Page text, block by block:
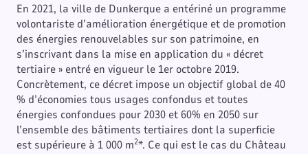
En 2021, la ville de Dunkerque a entériné un programme
volontariste d’amélioration énergétique et de promotion
des énergies renouvelables sur son patrimoine, en
s’inscrivant dans la mise en application du « décret
tertiaire » entré en vigueur le 1er octobre 2019.
Concrètement, ce décret impose un objectif global de 40
% d’économies tous usages confondus et toutes
énergies confondues pour 2030 et 60% en 2050 sur
l’ensemble des bâtiments tertiaires dont la superficie
est supérieure à 1 000 m2*. Ce qui est le cas du Château